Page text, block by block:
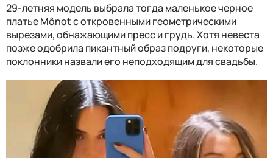
29-летняя модель выбрала тогда маленькое черное
платье Mônot с откровенными геометрическими
вырезами, обнажающими пресс и грудь. Хотя невеста
позже одобрила пикантный образ подруги, некоторые
поклонники назвали его неподходящим для свадьбы.